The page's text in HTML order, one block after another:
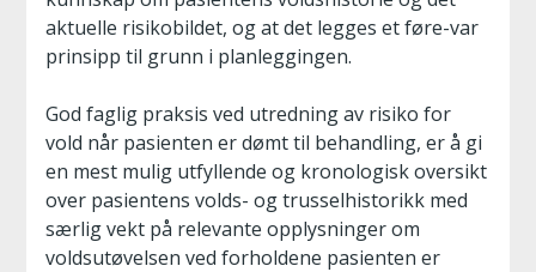
aktuelle risikobildet, og at det legges et føre-var
prinsipp til grunn i planleggingen.
God faglig praksis ved utredning av risiko for
vold når pasienten er dømt til behandling, er å gi
en mest mulig utfyllende og kronologisk oversikt
over pasientens volds- og trusselhistorikk med
særlig vekt på relevante opplysninger om
voldsutøvelsen ved forholdene pasienten er